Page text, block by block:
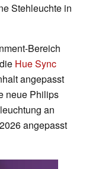
Stehleuchte in
Bereich
Hue Sync
angepasst
neue Philips
an
angepasst